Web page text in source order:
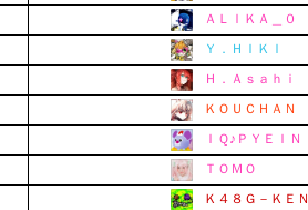
ＡＬＩＫＡ＿０
Ｙ．ＨＩＫＩ
Ｈ．Ａｓａｈｉ
ＫＯＵＣＨＡＮ
ＩＱ♪ＰＹＥＩＮ
ＴＯＭＯ
Ｋ４８Ｇ－ＫＥＮ